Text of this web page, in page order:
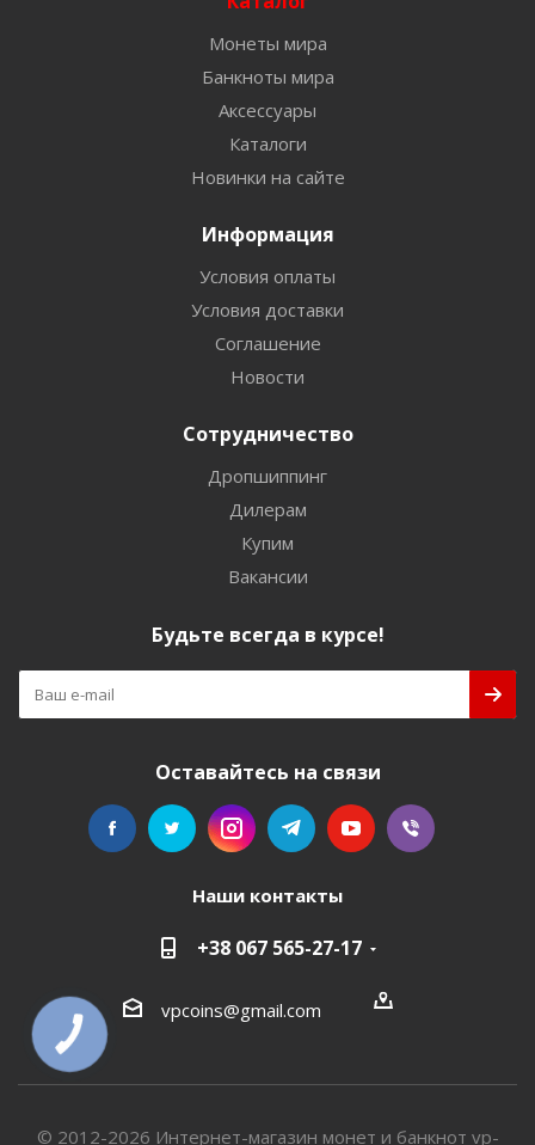
Монеты мира
Банкноты мира
Аксессуары
Каталоги
Новинки на сайте
Информация
Условия оплаты
Условия доставки
Соглашение
Новости
Сотрудничество
Дропшиппинг
Дилерам
Купим
Вакансии
Будьте всегда в курсе!
Оставайтесь на связи
Наши контакты
+38 067 565-27-17
vpcoins@gmail.com
© 2012-2026 Интернет-магазин монет и банкнот vp-
КНОПКА
СВЯЗИ